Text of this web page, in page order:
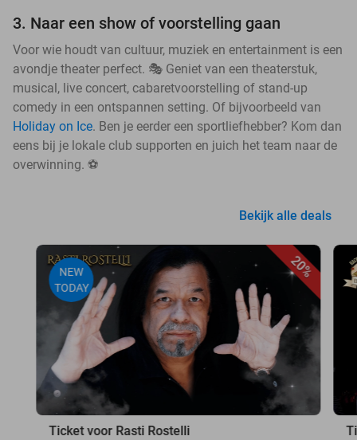
3. Naar een show of voorstelling gaan
Voor wie houdt van cultuur, muziek en entertainment is een
avondje theater perfect. 🎭 Geniet van een theaterstuk,
musical, live concert, cabaretvoorstelling of stand-up
comedy in een ontspannen setting. Of bijvoorbeeld van
Holiday on Ice. Ben je eerder een sportliefhebber? Kom dan
eens bij je lokale club supporten en juich het team naar de
overwinning. ⚽
Bekijk alle deals
20%
NEW
TODAY
Ticket voor Rasti Rostelli